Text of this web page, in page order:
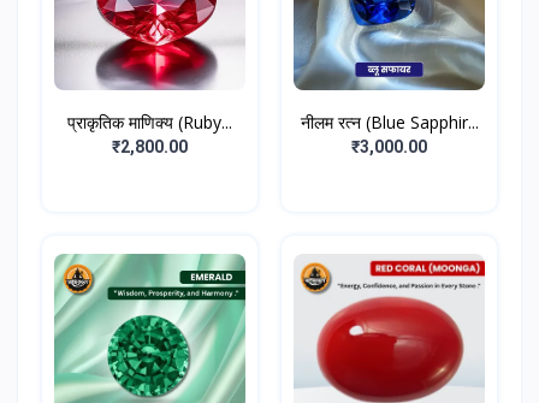
प्राकृतिक माणिक्य (Ruby...
₹2,800.00
नीलम रत्न (Blue Sapphir...
₹3,000.00